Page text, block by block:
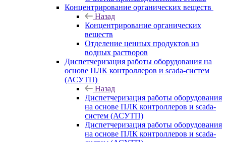
Концентрирование органических веществ
Назад
Концентрирование органических
веществ
Отделение ценных продуктов из
водных растворов
Диспетчеризация работы оборудования на
основе ПЛК контроллеров и scada-систем
(АСУТП)
Назад
Диспетчеризация работы оборудования
на основе ПЛК контроллеров и scada-
систем (АСУТП)
Диспетчеризация работы оборудования
на основе ПЛК контроллеров и scada-